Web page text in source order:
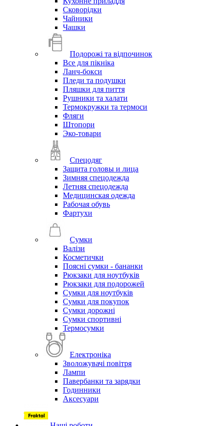
Сковорідки
Чайники
Чашки
Подорожі та відпочинок
Все для пікніка
Ланч-бокси
Пледи та подушки
Пляшки для пиття
Рушники та халати
Термокружки та термоси
Фляги
Штопори
Эко-товари
Спецодяг
Защита головы и лица
Зимняя спецодежда
Летняя спецодежда
Медицинская одежда
Рабочая обувь
Фартухи
Сумки
Валізи
Косметички
Поясні сумки - бананки
Рюкзаки для ноутбуків
Рюкзаки для подорожей
Сумки для ноутбуків
Сумки для покупок
Сумки дорожні
Сумки спортивні
Термосумки
Електроніка
Зволожувачі повітря
Лампи
Павербанки та зарядки
Годинники
Аксесуари